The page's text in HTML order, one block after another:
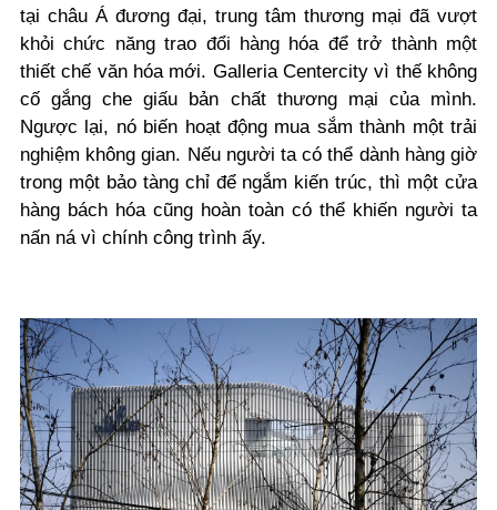
tại châu Á đương đại, trung tâm thương mại đã vượt
khỏi chức năng trao đổi hàng hóa để trở thành một
thiết chế văn hóa mới. Galleria Centercity vì thế không
cố gắng che giấu bản chất thương mại của mình.
Ngược lại, nó biến hoạt động mua sắm thành một trải
nghiệm không gian. Nếu người ta có thể dành hàng giờ
trong một bảo tàng chỉ để ngắm kiến trúc, thì một cửa
hàng bách hóa cũng hoàn toàn có thể khiến người ta
nấn ná vì chính công trình ấy.